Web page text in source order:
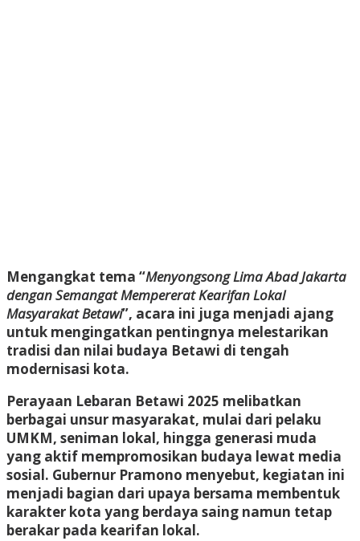
Mengangkat tema “Menyongsong Lima Abad Jakarta
dengan Semangat Mempererat Kearifan Lokal
Masyarakat Betawi”, acara ini juga menjadi ajang
untuk mengingatkan pentingnya melestarikan
tradisi dan nilai budaya Betawi di tengah
modernisasi kota.
Perayaan Lebaran Betawi 2025 melibatkan
berbagai unsur masyarakat, mulai dari pelaku
UMKM, seniman lokal, hingga generasi muda
yang aktif mempromosikan budaya lewat media
sosial. Gubernur Pramono menyebut, kegiatan ini
menjadi bagian dari upaya bersama membentuk
karakter kota yang berdaya saing namun tetap
berakar pada kearifan lokal.